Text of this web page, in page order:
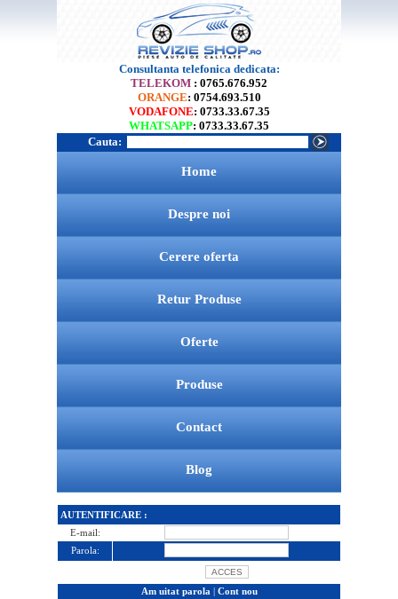
Consultanta telefonica dedicata:
TELEKOM : 0765.676.952
ORANGE: 0754.693.510
VODAFONE: 0733.33.67.35
WHATSAPP: 0733.33.67.35
Cauta:
Home
Despre noi
Cerere oferta
Retur Produse
Oferte
Produse
Contact
Blog
AUTENTIFICARE :
E-mail:
Parola:
Am uitat parola | Cont nou